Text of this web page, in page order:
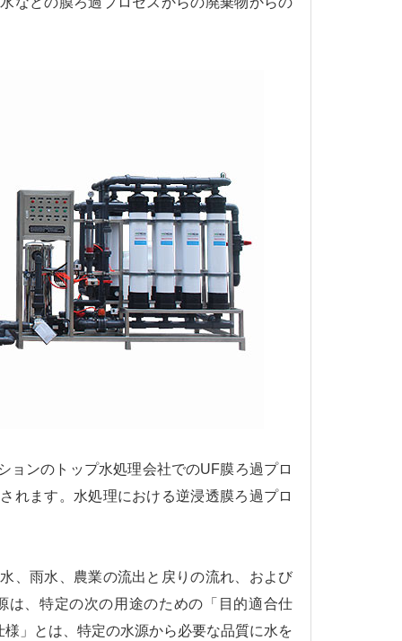
ョンのトップ水処理会社でのUF膜ろ過プロ
れます。水処理における逆浸透膜ろ過プロ
、雨水、農業の流出と戻りの流れ、および
、特定の次の用途のための「目的適合仕
」とは、特定の水源から必要な品質に水を